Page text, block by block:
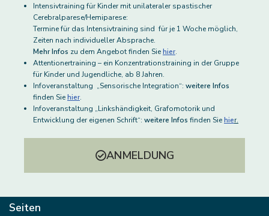
Intensivtraining für Kinder mit unilateraler spastischer
Cerebralparese/Hemiparese:
Termine für das Intensivtraining sind für je 1 Woche möglich,
Zeiten nach individueller Absprache.
Mehr Infos zu dem Angebot finden Siehier.
Attentionertraining – ein Konzentrationstraining in der Gruppe
für Kinder und Jugendliche, ab 8 Jahren.
Infoveranstaltung „Sensorische Integration“: weitere Infos
finden Siehier.
Infoveranstaltung „Linkshändigkeit, Grafomotorik und
Entwicklung der eigenen Schrift“: weitere Infos finden Siehier.
ANMELDUNG
Seiten